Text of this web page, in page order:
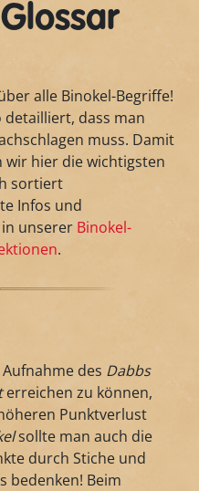
alle Binokel-Begriffe!
detailliert, dass man
muss. Damit
wir hier die wichtigsten
sortiert
Infos und
unserer Binokel-
.
des Dabbs
erreichen zu können,
Punktverlust
sollte man auch die
durch Stiche und
bedenken! Beim